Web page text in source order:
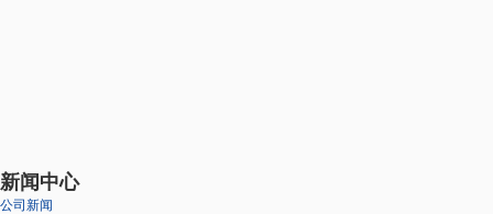
新闻中心
公司新闻